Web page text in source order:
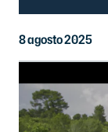
8 agosto 2025